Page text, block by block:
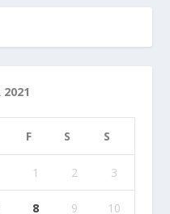
2021
F S S
1 2 3
8 9 10